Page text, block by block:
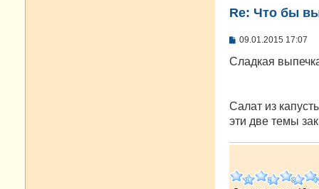
Re: Что бы
С
о
и
е
09.01.2015 17:07
Сладкая
Салат из
эти две темы